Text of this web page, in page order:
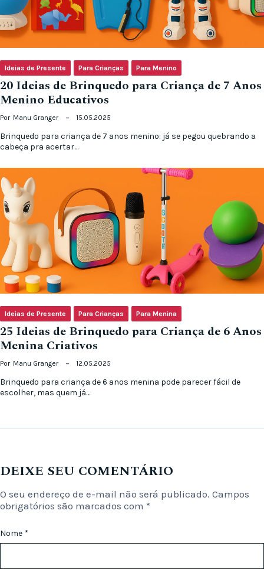
Ideias de Presente Para Crianças Para Menino
20 Ideias de Brinquedo para Criança de 7 Anos
Menino Educativos
Por Manu Granger 15.05.2025
Brinquedo para criança de 7 anos menino: já se pegou quebrando a
cabeça pra acertar…
Ideias de Presente Para Crianças Para Menina
25 Ideias de Brinquedo para Criança de 6 Anos
Menina Criativos
Por Manu Granger 12.05.2025
Brinquedo para criança de 6 anos menina pode parecer fácil de
escolher, mas quem já…
DEIXE SEU COMENTÁRIO
O seu endereço de e-mail não será publicado. Campos
obrigatórios são marcados com *
Nome *